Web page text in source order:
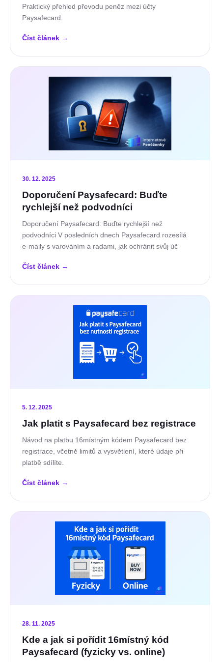
Praktický přehled převodu peněz mezi účty
Paysafecard.
Číst článek →
30. 12. 2025
Doporučení Paysafecard: Buďte
rychlejší než podvodníci
Doporučení Paysafecard: Buďte rychlejší než
podvodníci V posledních dnech Paysafecard rozesílá
e‑maily s varováním a radami, jak ochránit svůj úč
Číst článek →
5. 12. 2025
Jak platit s Paysafecard bez registrace
Návod na platbu 16místným kódem Paysafecard bez
registrace, včetně limitů a vysvětlení, které údaje při
platbě sdílíte.
Číst článek →
28. 11. 2025
Kde a jak si pořídit 16místný kód
Paysafecard (fyzicky vs. online)